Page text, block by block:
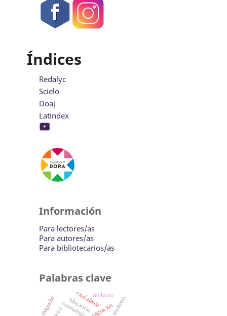
Índices
Redalyc
Scielo
Doaj
Latindex
Información
Para lectores/as
Para autores/as
Para bibliotecarios/as
Palabras clave
migración
cosmología territorio
arica educación
ciudadaníario keros
mapuche